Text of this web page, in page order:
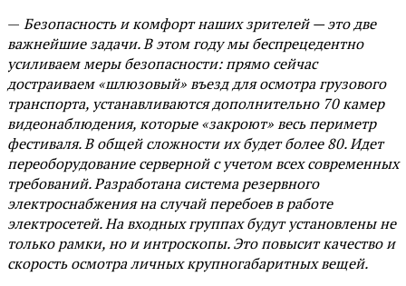
— Безопасность и комфорт наших зрителей — это две
важнейшие задачи. В этом году мы беспрецедентно
усиливаем меры безопасности: прямо сейчас
достраиваем «шлюзовый» въезд для осмотра грузового
транспорта, устанавливаются дополнительно 70 камер
видеонаблюдения, которые «закроют» весь периметр
фестиваля. В общей сложности их будет более 80. Идет
переоборудование серверной с учетом всех современных
требований. Разработана система резервного
электроснабжения на случай перебоев в работе
электросетей. На входных группах будут установлены не
только рамки, но и интроскопы. Это повысит качество и
скорость осмотра личных крупногабаритных вещей.